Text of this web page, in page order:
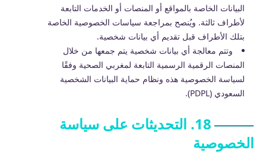
البيانات الخاصة بالمواقع أو المنصات أو الخدمات التابعة
لأطراف ثالثة. ويُنصح بمراجعة سياسات الخصوصية الخاصة
بتلك الأطراف قبل تقديم أي بيانات شخصية.
وتتم معالجة أي بيانات شخصية يتم جمعها من خلال
المنصات الرقمية الرسمية التابعة لمغربي الصحية وفقًا
لسياسة الخصوصية هذه ونظام حماية البيانات الشخصية
السعودي (PDPL).
18. التحديثات على سياسة
الخصوصية